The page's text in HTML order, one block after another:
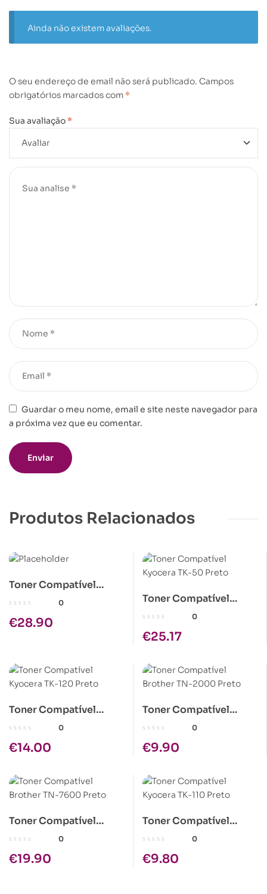
Ainda não existem avaliações.
O seu endereço de email não será publicado. Campos
obrigatórios marcados com *
Sua avaliação *
Guardar o meu nome, email e site neste navegador para
a próxima vez que eu comentar.
Produtos Relacionados
Toner Compatível
Epson C1100 Amarelo
0
€28.90
Toner Compatível
Kyocera TK-50 Preto
0
€25.17
Toner Compatível
Kyocera TK-120 Preto
0
€14.00
Toner Compatível
Brother TN-2000 Preto
0
€9.90
Toner Compatível
Brother TN-7600 Preto
0
€19.90
Toner Compatível
Kyocera TK-110 Preto
0
€9.80